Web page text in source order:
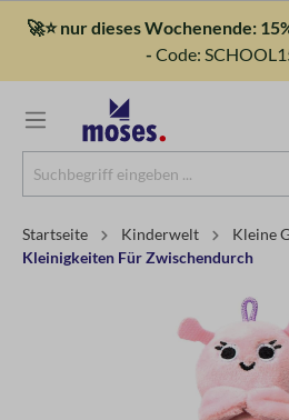
🚀⭐ nur dieses Wochenende:
- Code:
Startseite Kinderwelt
Kleine
Kleinigkeiten Für Zwischendurch